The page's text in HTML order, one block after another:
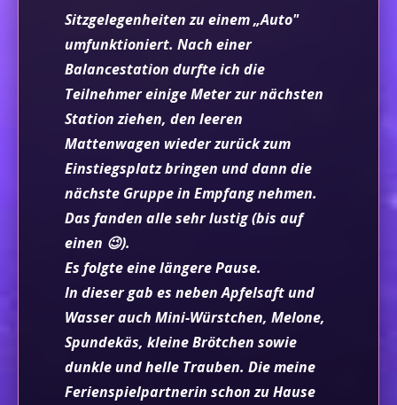
Sitzgelegenheiten zu einem „Auto"
umfunktioniert. Nach einer
Balancestation durfte ich die
Teilnehmer einige Meter zur nächsten
Station ziehen, den leeren
Mattenwagen wieder zurück zum
Einstiegsplatz bringen und dann die
nächste Gruppe in Empfang nehmen.
Das fanden alle sehr lustig (bis auf
einen 😉).
Es folgte eine längere Pause.
In dieser gab es neben Apfelsaft und
Wasser auch Mini-Würstchen, Melone,
Spundekäs, kleine Brötchen sowie
dunkle und helle Trauben. Die meine
Ferienspielpartnerin schon zu Hause